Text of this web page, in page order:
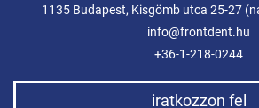
1135 Budapest, Kisgömb utca 25-27
info@frontdent.hu
+36-1-218-0244
iratkozzon fel